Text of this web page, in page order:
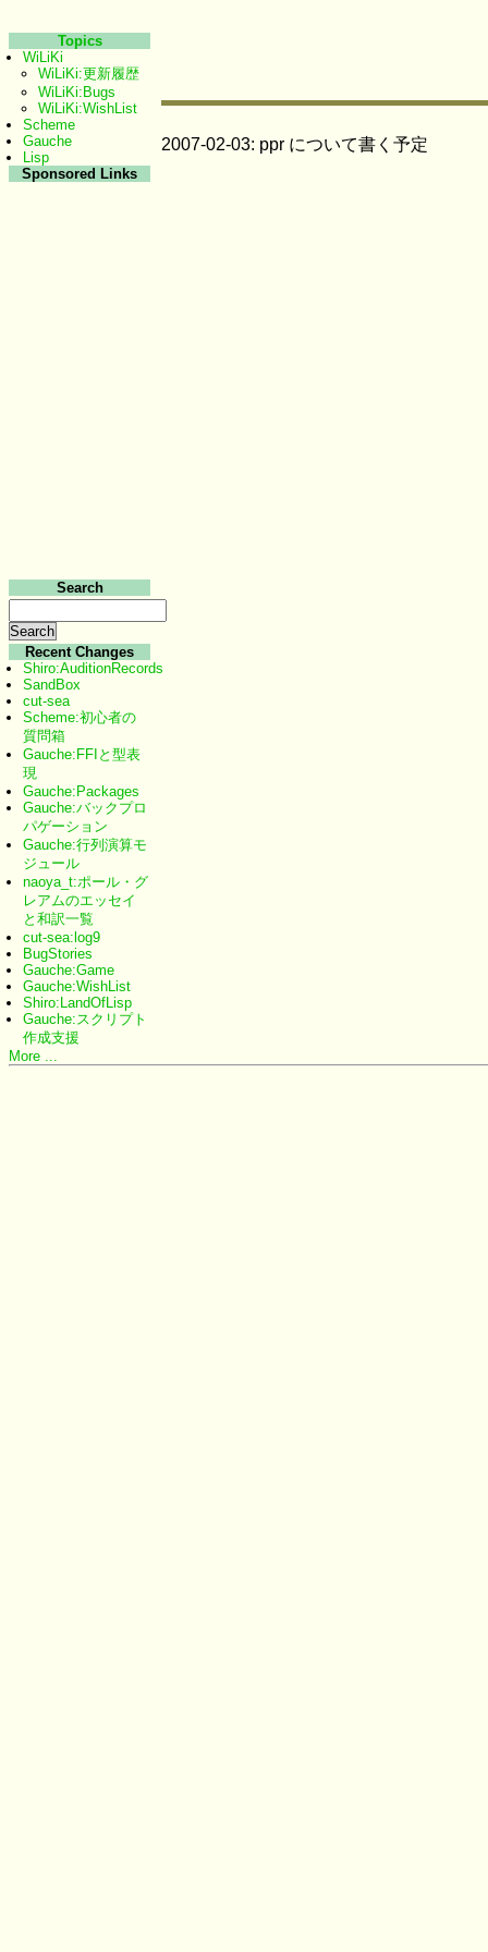
2007-02-03: ppr について書く予定
Topics
WiLiKi
WiLiKi:更新履歴
WiLiKi:Bugs
WiLiKi:WishList
Scheme
Gauche
Lisp
Sponsored Links
Search
Recent Changes
Shiro:AuditionRecords
SandBox
cut-sea
Scheme:初心者の
質問箱
Gauche:FFIと型表
現
Gauche:Packages
Gauche:バックプロ
パゲーション
Gauche:行列演算モ
ジュール
naoya_t:ポール・グ
レアムのエッセイ
と和訳一覧
cut-sea:log9
BugStories
Gauche:Game
Gauche:WishList
Shiro:LandOfLisp
Gauche:スクリプト
作成支援
More ...